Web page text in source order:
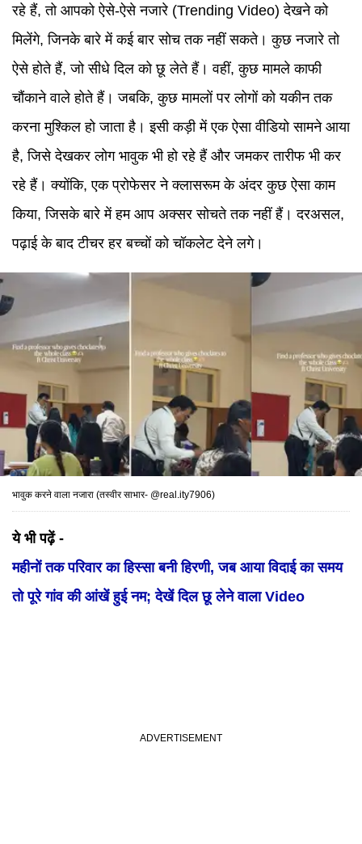
रहे हैं, तो आपको ऐसे-ऐसे नजारे (Trending Video) देखने को
मिलेंगे, जिनके बारे में कई बार सोच तक नहीं सकते। कुछ नजारे तो
ऐसे होते हैं, जो सीधे दिल को छू लेते हैं। वहीं, कुछ मामले काफी
चौंकाने वाले होते हैं। जबकि, कुछ मामलों पर लोगों को यकीन तक
करना मुश्किल हो जाता है। इसी कड़ी में एक ऐसा वीडियो सामने आया
है, जिसे देखकर लोग भावुक भी हो रहे हैं और जमकर तारीफ भी कर
रहे हैं। क्योंकि, एक प्रोफेसर ने क्लासरूम के अंदर कुछ ऐसा काम
किया, जिसके बारे में हम आप अक्सर सोचते तक नहीं हैं। दरअसल,
पढ़ाई के बाद टीचर हर बच्चों को चॉकलेट देने लगे।
भावुक करने वाला नजारा (तस्वीर साभार- @real.ity7906)
ये भी पढ़ें -
महीनों तक परिवार का हिस्सा बनी हिरणी, जब आया विदाई का समय
तो पूरे गांव की आंखें हुई नम; देखें दिल छू लेने वाला Video